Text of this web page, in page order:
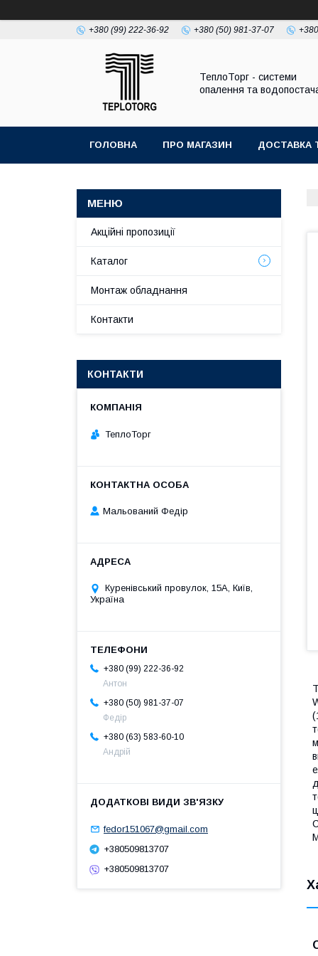
+380 (99) 222-36-92 +380 (50) 981-37-07
ТеплоТорг - системи
опалення та
ГОЛОВНА ПРО МАГАЗИН ДОСТАВКА
Акційні пропозиції
Каталог
Монтаж обладнання
Контакти
КОНТАКТИ
ТеплоТорг
Мальований Федір
Куренівський провулок, 15А, Київ,
Україна
+380 (99) 222-36-92
Антон
+380 (50) 981-37-07
Федір
+380 (63) 583-60-10
Андрій
fedor151067@gmail.com
+380509813707
+380509813707